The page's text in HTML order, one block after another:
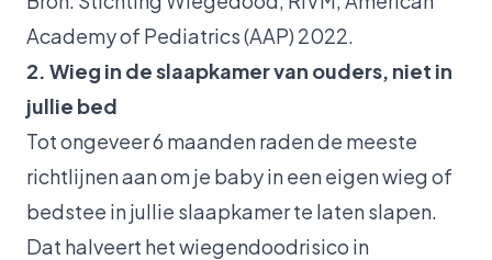
Academy of Pediatrics (AAP) 2022.
2. Wieg in de slaapkamer van ouders, niet in
jullie bed
Tot ongeveer 6 maanden raden de meeste
richtlijnen aan om je baby in een eigen wieg of
bedstee in jullie slaapkamer te laten slapen.
Dat halveert het wiegendoodrisico in